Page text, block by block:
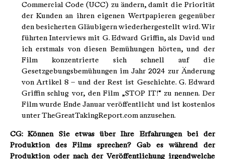
Commercial Code (UCC) zu ändern, damit die Priorität
der Kunden an ihren eigenen Wertpapieren gegenüber
den besicherten Gläubigern wiederhergestellt wird. Wir
führten Interviews mit G. Edward Griffin, als David und
ich erstmals von diesen Bemühungen hörten, und der
Film konzentrierte sich schnell auf die
Gesetzgebungsbemühungen im Jahr 2024 zur Änderung
von Artikel 8 – und der Rest ist Geschichte. G. Edward
Griffin schlug vor, den Film „STOP IT!“ zu nennen. Der
Film wurde Ende Januar veröffentlicht und ist kostenlos
unter TheGreatTakingReport.com anzusehen.
CG: Können Sie etwas über Ihre Erfahrungen bei der
Produktion des Films sprechen? Gab es während der
Produktion oder nach der Veröffentlichung irgendwelche